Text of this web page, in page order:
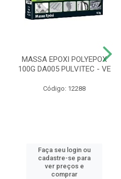
MASSA EPOXI POLYEPOX
100G DA005 PULVITEC - VE
Código: 12288
Faça seu login ou
cadastre-se para
ver preços e
comprar